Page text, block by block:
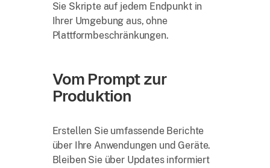
Sie Skripte auf jedem Endpunkt in
Ihrer Umgebung aus, ohne
Plattformbeschränkungen.
Vom Prompt zur
Produktion
Erstellen Sie umfassende Berichte
über Ihre Anwendungen und Geräte.
Bleiben Sie über Updates informiert